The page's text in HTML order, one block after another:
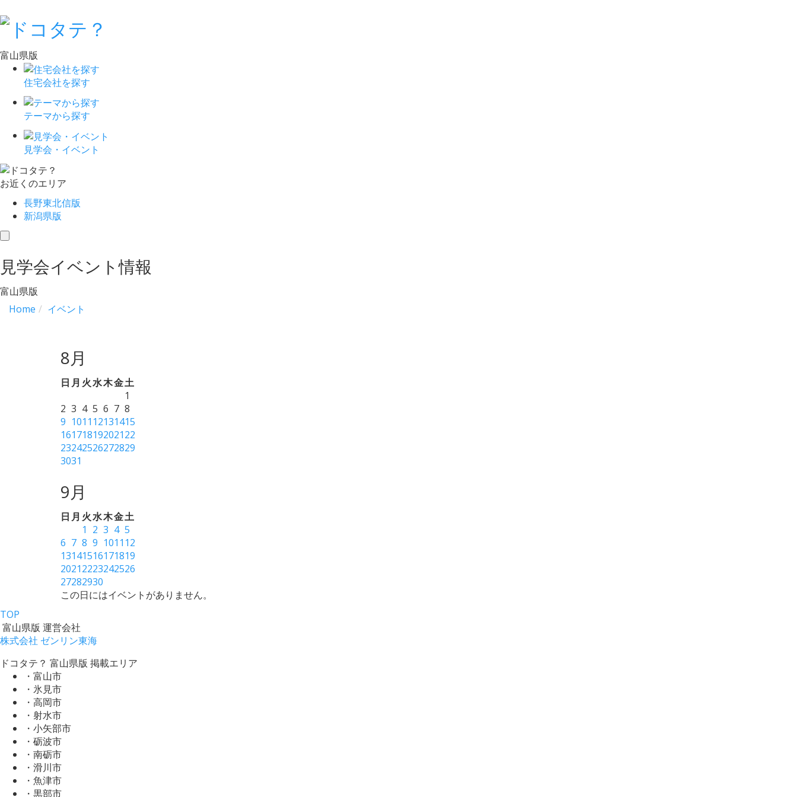
富山県版
住宅会社を探す
テーマから探す
見学会・イベント
お近くのエリア
長野東北信版
新潟県版
toggle
見学会イベント情報
富山県版
Home
イベント
8月
日 月 火水木金土
1
2 3 4 5 6 7 8
9 1011 12131415
16171819202122
23242526272829
3031
9月
日 月 火水木金土
1 2 3 4 5
6 7 8 9 1011 12
13141516171819
20212223242526
27282930
この日にはイベントがありません。
TOP
富山県版 運営会社
株式会社 ゼンリン東海
ドコタテ？ 富山県版 掲載エリア
・富山市
・氷見市
・高岡市
・射水市
・小矢部市
・砺波市
・南砺市
・滑川市
・魚津市
・黒部市